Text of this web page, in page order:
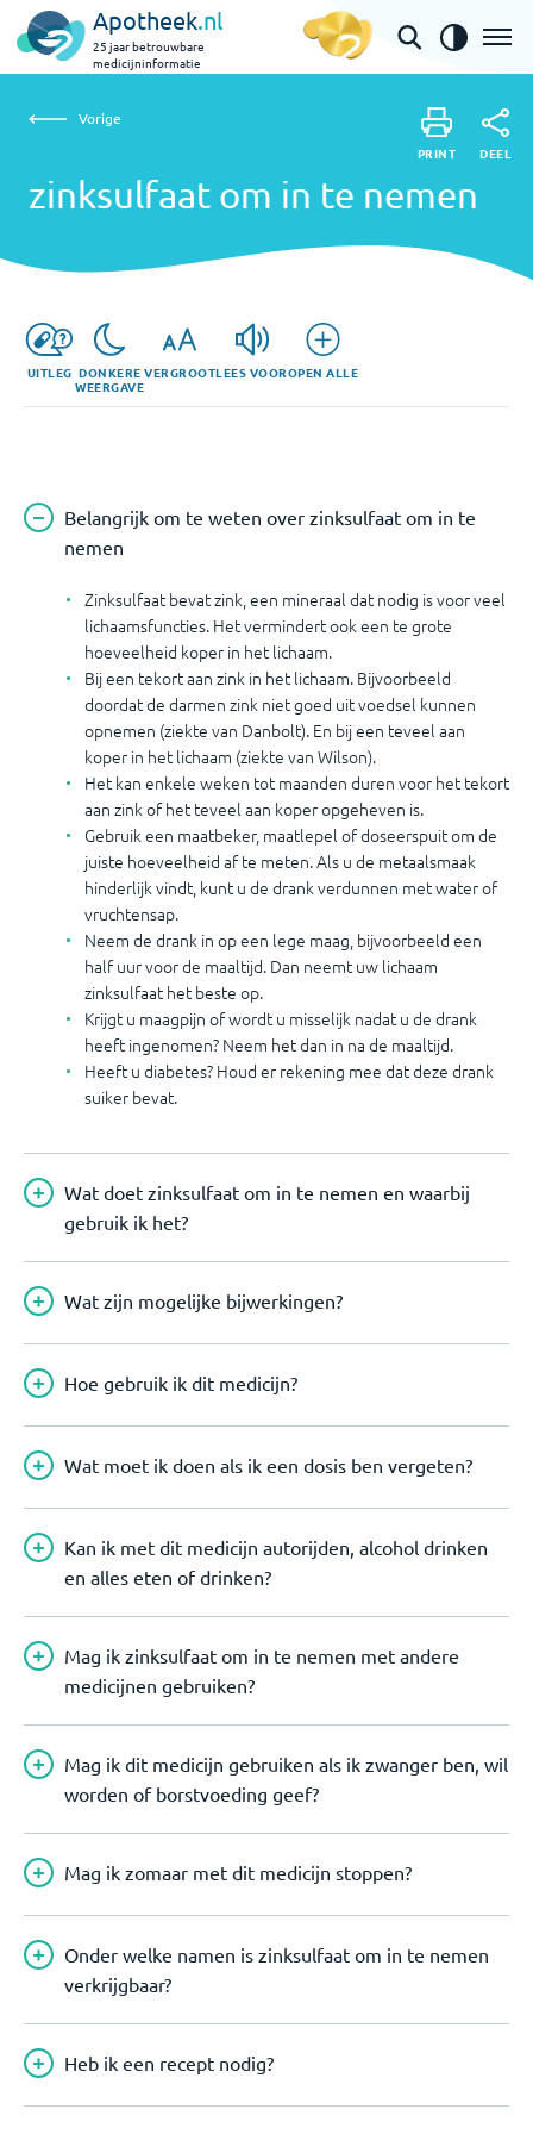
Apotheek.nl
25 jaar betrouwbare
medicijninformatie
zinksulfaat om in te nemen
Vorige
zinksulfaat om in te nemen
PRINT DEEL
UITLEG DONKERE
WEERGAVE
VERGROOTLEES VOOROPEN ALLE
Belangrijk om te weten over zinksulfaat om in te
nemen
Zinksulfaat bevat zink, een mineraal dat nodig is voor veel
lichaamsfuncties. Het vermindert ook een te grote
hoeveelheid koper in het lichaam.
Bij een tekort aan zink in het lichaam. Bijvoorbeeld
doordat de darmen zink niet goed uit voedsel kunnen
opnemen (ziekte van Danbolt). En bij een teveel aan
koper in het lichaam (ziekte van Wilson).
Het kan enkele weken tot maanden duren voor het tekort
aan zink of het teveel aan koper opgeheven is.
Gebruik een maatbeker, maatlepel of doseerspuit om de
juiste hoeveelheid af te meten. Als u de metaalsmaak
hinderlijk vindt, kunt u de drank verdunnen met water of
vruchtensap.
Neem de drank in op een lege maag, bijvoorbeeld een
half uur voor de maaltijd. Dan neemt uw lichaam
zinksulfaat het beste op.
Krijgt u maagpijn of wordt u misselijk nadat u de drank
heeft ingenomen? Neem het dan in na de maaltijd.
Heeft u diabetes? Houd er rekening mee dat deze drank
suiker bevat.
Wat doet zinksulfaat om in te nemen en waarbij
gebruik ik het?
Wat zijn mogelijke bijwerkingen?
Hoe gebruik ik dit medicijn?
Wat moet ik doen als ik een dosis ben vergeten?
Kan ik met dit medicijn autorijden, alcohol drinken
en alles eten of drinken?
Mag ik zinksulfaat om in te nemen met andere
medicijnen gebruiken?
Mag ik dit medicijn gebruiken als ik zwanger ben, wil
worden of borstvoeding geef?
Mag ik zomaar met dit medicijn stoppen?
Onder welke namen is zinksulfaat om in te nemen
verkrijgbaar?
Heb ik een recept nodig?